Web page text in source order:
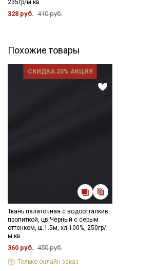
235гр/м.кв
328 руб. 410 руб.
Похожие товары
СКИДКА 20% АКЦИЯ
Ткань палаточная с водоотталкив.
пропиткой, цв.Черный с серым
оттенком, ш.1.5м, хл-100%, 250гр/
м.кв
360 руб. 450 руб.
Только онлайн-заказ